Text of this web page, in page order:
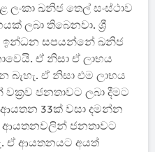
ලංකා ඛනිජ තෙල් සංස්ථාව
ලබා තිබෙනවා. ශ්‍රී
ඉන්ධන සපයන්නේ ඛනිජ
ඒ නිසා ඒ ලාභය
ඒ නිසා එම ලාභය
ජනතාවට ලබා දීමට
ආයතන 33ක් වසා දමන්න
ජනතාවට
ඒ ආයතනයට අයත්